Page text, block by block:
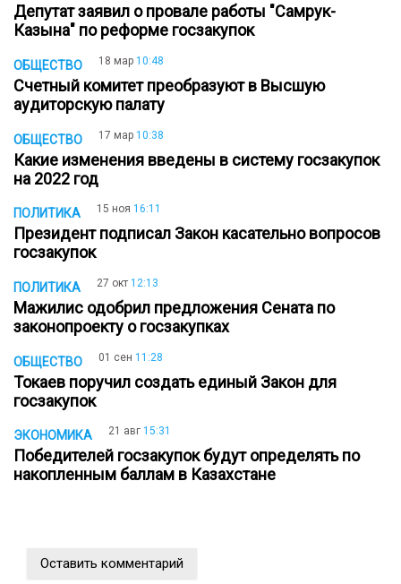
Депутат заявил о провале работы "Самрук-
Казына" по реформе госзакупок
ОБЩЕСТВО 18 мар 10:48
Счетный комитет преобразуют в Высшую
аудиторскую палату
ОБЩЕСТВО 17 мар 10:38
Какие изменения введены в систему госзакупок
на 2022 год
ПОЛИТИКА 15 ноя 16:11
Президент подписал Закон касательно вопросов
госзакупок
ПОЛИТИКА 27 окт 12:13
Мажилис одобрил предложения Сената по
законопроекту о госзакупках
ОБЩЕСТВО 01 сен 11:28
Токаев поручил создать единый Закон для
госзакупок
ЭКОНОМИКА 21 авг 15:31
Победителей госзакупок будут определять по
накопленным баллам в Казахстане
Оставить комментарий